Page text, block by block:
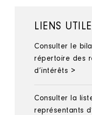
LIENS
Consulter le
répertoire des
d’intérêts >
Consulter la
représentants